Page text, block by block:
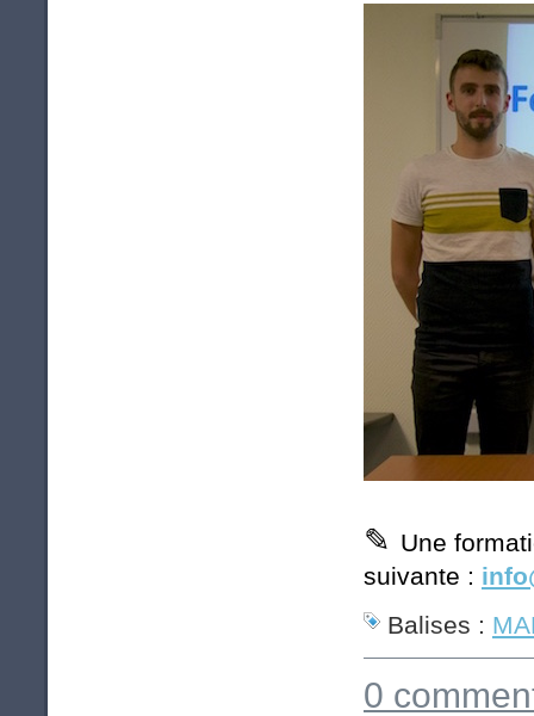
✎ Une
suivante :
Balises :
0